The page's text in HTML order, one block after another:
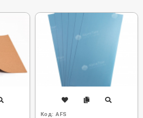
Код: AFS